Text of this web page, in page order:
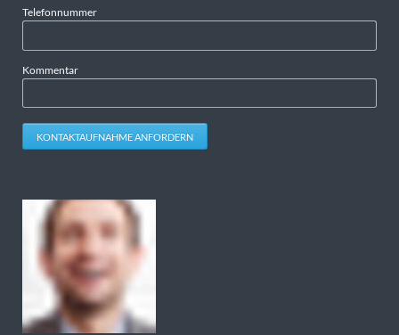
Telefonnummer
Kommentar
KONTAKTAUFNAHME ANFORDERN